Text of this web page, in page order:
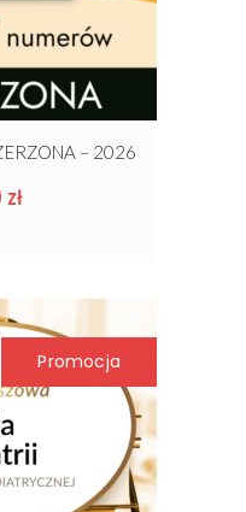
– 2026
zł
Promocja